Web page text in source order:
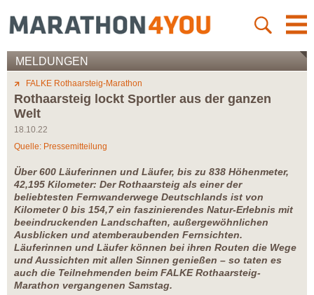
MELDUNGEN
FALKE Rothaarsteig-Marathon
Rothaarsteig lockt Sportler aus der ganzen
Welt
18.10.22
Quelle: Pressemitteilung
Über 600 Läuferinnen und Läufer, bis zu 838 Höhenmeter,
42,195 Kilometer: Der Rothaarsteig als einer der
beliebtesten Fernwanderwege Deutschlands ist von
Kilometer 0 bis 154,7 ein faszinierendes Natur-Erlebnis mit
beeindruckenden Landschaften, außergewöhnlichen
Ausblicken und atemberaubenden Fernsichten.
Läuferinnen und Läufer können bei ihren Routen die Wege
und Aussichten mit allen Sinnen genießen – so taten es
auch die Teilnehmenden beim FALKE Rothaarsteig-
Marathon vergangenen Samstag.